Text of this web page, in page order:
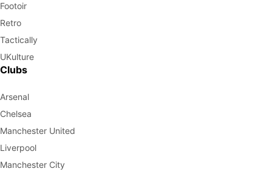
Footoir
Retro
Tactically
UKulture
Clubs
Arsenal
Chelsea
Manchester United
Liverpool
Manchester City